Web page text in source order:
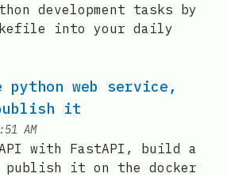
development tasks by
into your daily
python web service,
it
AM
with FastAPI, build a
publish it on the docker